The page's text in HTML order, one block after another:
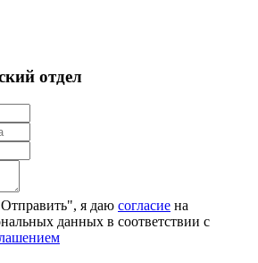
отдел
я даю согласие на
данных в соответствии с